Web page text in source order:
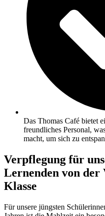
Das Thomas Café bietet
freundliches Personal,
macht, um sich zu
Verpflegung für
Lernenden von der
Klasse
Für unsere jüngsten